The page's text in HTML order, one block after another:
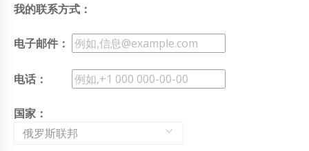
我的联系方式：
电子邮件：
电话：
国家：
俄罗斯联邦